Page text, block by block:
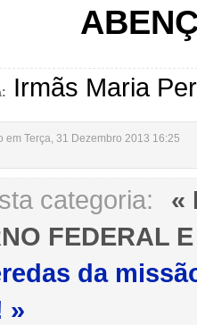
Irmãs Maria
em Terça, 31 Dezembro 2013 16:25
categoria:
«
FEDERAL
da
»